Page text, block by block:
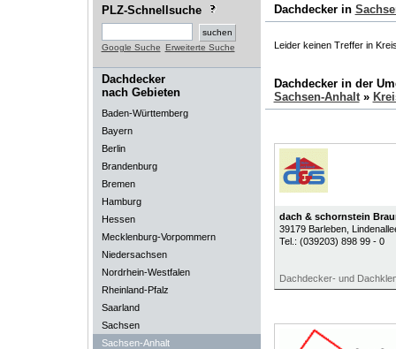
PLZ-Schnellsuche
Google Suche Erweiterte Suche
Dachdecker
nach Gebieten
Baden-Württemberg
Bayern
Berlin
Brandenburg
Bremen
Hamburg
Hessen
Mecklenburg-Vorpommern
Niedersachsen
Nordrhein-Westfalen
Rheinland-Pfalz
Saarland
Sachsen
Sachsen-Anhalt
Dachdecker in
Leider keinen Treffer in
Dachdecker in der
Sachsen-Anhalt»
dach & schornstein
39179 Barleben,
Tel.: (039203) 898 99 - 0
Dachdecker- und